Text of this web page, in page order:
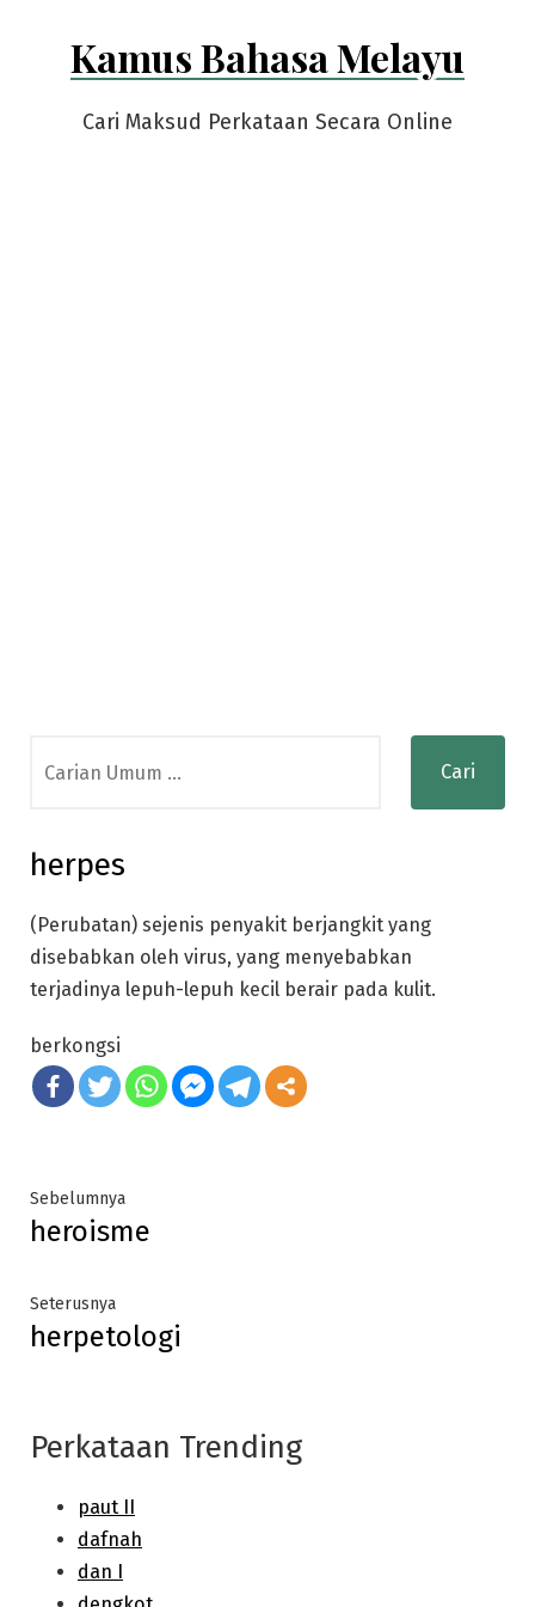
Kamus Bahasa Melayu
Cari Maksud Perkataan Secara Online
for:
herpes
(Perubatan) sejenis penyakit berjangkit yang
disebabkan oleh virus, yang menyebabkan
terjadinya lepuh-lepuh kecil berair pada kulit.
berkongsi
Post
navigation
SebelumnyaPrevious
post:
heroisme
SeterusnyaNext
post:
herpetologi
Perkataan Trending